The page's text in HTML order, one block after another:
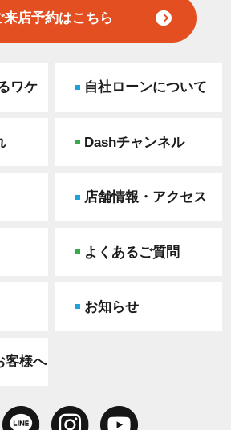
来店予約はこちら
ワケ 自社ローンについて
Dashチャンネル
店舗情報・アクセス
よくあるご質問
お知らせ
客様へ